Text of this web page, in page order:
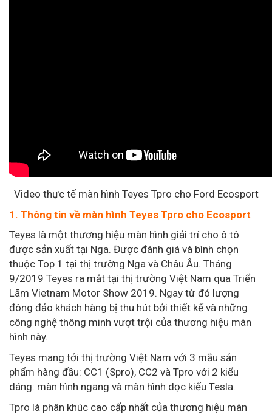
Video thực tế màn hình Teyes Tpro cho Ford Ecosport
1. Thông tin về màn hình Teyes Tpro cho Ecosport
​​Teyes là một thương hiệu màn hình giải trí cho ô tô
được sản xuất tại Nga. Được đánh giá và bình chọn
thuộc Top 1 tại thị trường Nga và Châu Âu. Tháng
9/2019 Teyes ra mắt tại thị trường Việt Nam qua Triển
Lãm Vietnam Motor Show 2019. Ngay từ đó lượng
đông đảo khách hàng bị thu hút bởi thiết kế và những
công nghệ thông minh vượt trội của thương hiệu màn
hình này.
Teyes mang tới thị trường Việt Nam với 3 mẫu sản
phẩm hàng đầu: CC1 (Spro), CC2 và Tpro với 2 kiểu
dáng: màn hình ngang và màn hình dọc kiểu Tesla.
Tpro là phân khúc cao cấp nhất của thương hiệu màn